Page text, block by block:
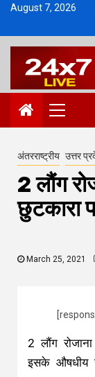
Skip
content
August 7, 2026
Primary
Menu
अंतरराष्ट्रीय उत्तर
2 लौंग
छुटकारा
March 25, 2021
2 लौंग
इसके औषधीय